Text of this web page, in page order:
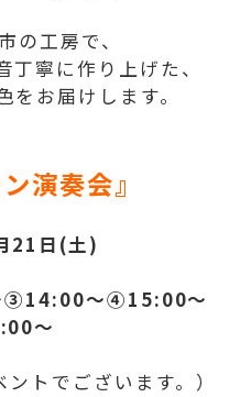
の工房で、
寧に作り上げた、
お届けします。
演奏会』
21日(土)
③14:00～④15:00～
～
トでございます。）